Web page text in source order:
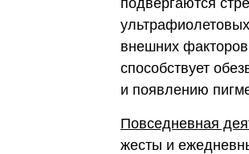
подвергаются
внешних
способствует
и появлению
Повседневная
жесты и